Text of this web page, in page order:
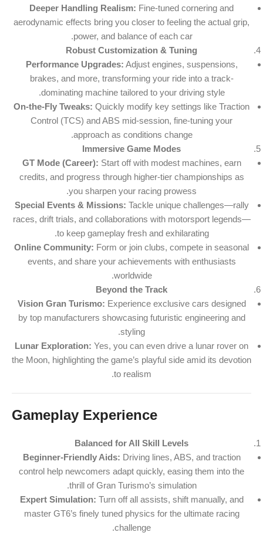
Deeper Handling Realism: Fine-tuned cornering and
aerodynamic effects bring you closer to feeling the actual grip,
power, and balance of each car.
Robust Customization & Tuning
Performance Upgrades: Adjust engines, suspensions,
brakes, and more, transforming your ride into a track-
dominating machine tailored to your driving style.
On-the-Fly Tweaks: Quickly modify key settings like Traction
Control (TCS) and ABS mid-session, fine-tuning your
approach as conditions change.
Immersive Game Modes
GT Mode (Career): Start off with modest machines, earn
credits, and progress through higher-tier championships as
you sharpen your racing prowess.
Special Events & Missions: Tackle unique challenges—rally
races, drift trials, and collaborations with motorsport legends—
to keep gameplay fresh and exhilarating.
Online Community: Form or join clubs, compete in seasonal
events, and share your achievements with enthusiasts
worldwide.
Beyond the Track
Vision Gran Turismo: Experience exclusive cars designed
by top manufacturers showcasing futuristic engineering and
styling.
Lunar Exploration: Yes, you can even drive a lunar rover on
the Moon, highlighting the game’s playful side amid its devotion
to realism.
Gameplay Experience
Balanced for All Skill Levels
Beginner-Friendly Aids: Driving lines, ABS, and traction
control help newcomers adapt quickly, easing them into the
thrill of Gran Turismo’s simulation.
Expert Simulation: Turn off all assists, shift manually, and
master GT6’s finely tuned physics for the ultimate racing
challenge.